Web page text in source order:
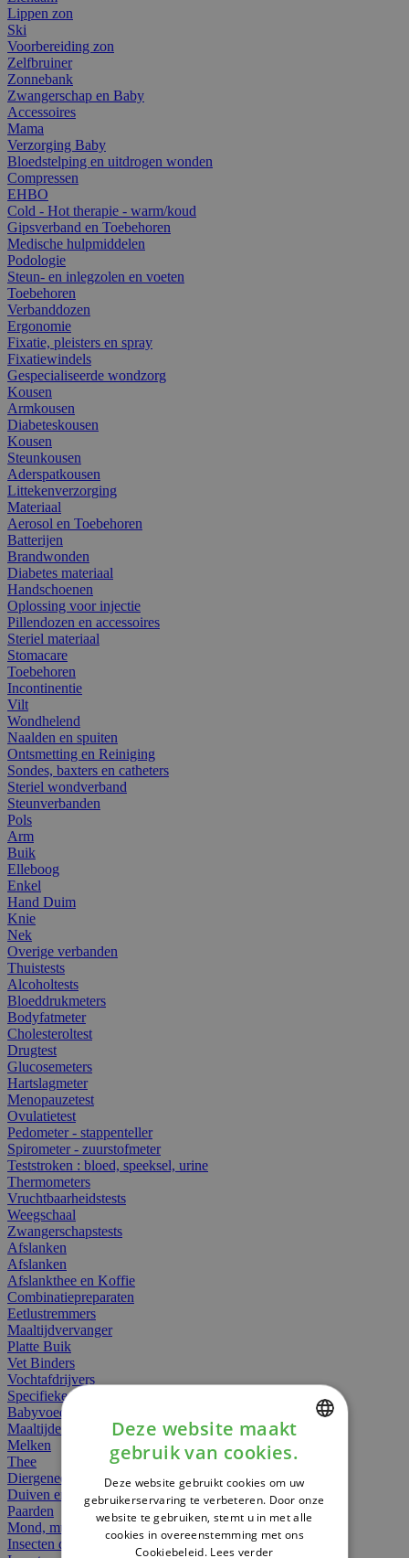
Lippen zon
Ski
Voorbereiding zon
Zelfbruiner
Zonnebank
Zwangerschap en Baby
Accessoires
Mama
Verzorging Baby
Bloedstelping en uitdrogen wonden
Compressen
EHBO
Cold - Hot therapie - warm/koud
Gipsverband en Toebehoren
Medische hulpmiddelen
Podologie
Steun- en inlegzolen en voeten
Toebehoren
Verbanddozen
Ergonomie
Fixatie, pleisters en spray
Fixatiewindels
Gespecialiseerde wondzorg
Kousen
Armkousen
Diabeteskousen
Kousen
Steunkousen
Aderspatkousen
Littekenverzorging
Materiaal
Aerosol en Toebehoren
Batterijen
Brandwonden
Diabetes materiaal
Handschoenen
Oplossing voor injectie
Pillendozen en accessoires
Steriel materiaal
Stomacare
Toebehoren
Incontinentie
Vilt
Wondhelend
Naalden en spuiten
Ontsmetting en Reiniging
Sondes, baxters en catheters
Steriel wondverband
Steunverbanden
Pols
Arm
Buik
Elleboog
Enkel
Hand Duim
Knie
Nek
Overige verbanden
Thuistests
Alcoholtests
Bloeddrukmeters
Bodyfatmeter
Cholesteroltest
Drugtest
Glucosemeters
Hartslagmeter
Menopauzetest
Ovulatietest
Pedometer - stappenteller
Spirometer - zuurstofmeter
Teststroken : bloed, speeksel, urine
Thermometers
Vruchtbaarheidstests
Weegschaal
Zwangerschapstests
Afslanken
Afslanken
Afslankthee en Koffie
Combinatiepreparaten
Eetlustremmers
Maaltijdvervanger
Platte Buik
Vet Binders
Vochtafdrijvers
Specifieke Voeding
Babyvoeding
Maaltijden
Melken
Thee
Diergeneesmiddelen
Duiven en vogels
Paarden
Mond, muil of snavel
Insecten dieren
DUTCH
FRENCH
ENGLISH
Deze website maakt
gebruik van cookies.
Deze website gebruikt cookies om uw
gebruikerservaring te verbeteren. Door onze
website te gebruiken, stemt u in met alle
cookies in overeenstemming met ons
Cookiebeleid. Lees verder